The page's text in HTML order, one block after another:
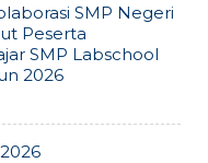
SMP Negeri
Peserta
SMP Labschool
2026